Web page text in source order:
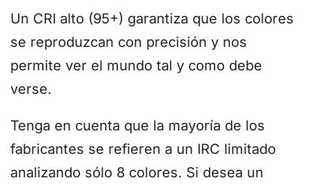
Un CRI alto (95+) garantiza que los colores
se reproduzcan con precisión y nos
permite ver el mundo tal y como debe
verse.
Tenga en cuenta que la mayoría de los
fabricantes se refieren a un IRC limitado
analizando sólo 8 colores. Si desea un